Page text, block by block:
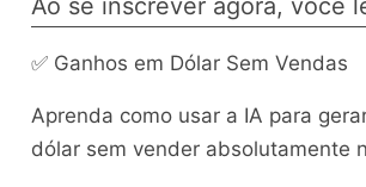
Ao se inscrever agora, você
✅ Ganhos em Dólar Sem Vendas
Aprenda como usar a IA para
dólar sem vender absolutamente